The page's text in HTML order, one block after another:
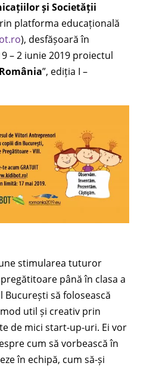
și Societății
platforma educațională
), desfășoară în
– 2 iunie 2019 proiectul
”, ediția I –
stimularea tuturor
până în clasa a
București să folosească
util și creativ prin
de mici start-up-uri. Ei vor
cum să vorbească în
în echipă, cum să-și